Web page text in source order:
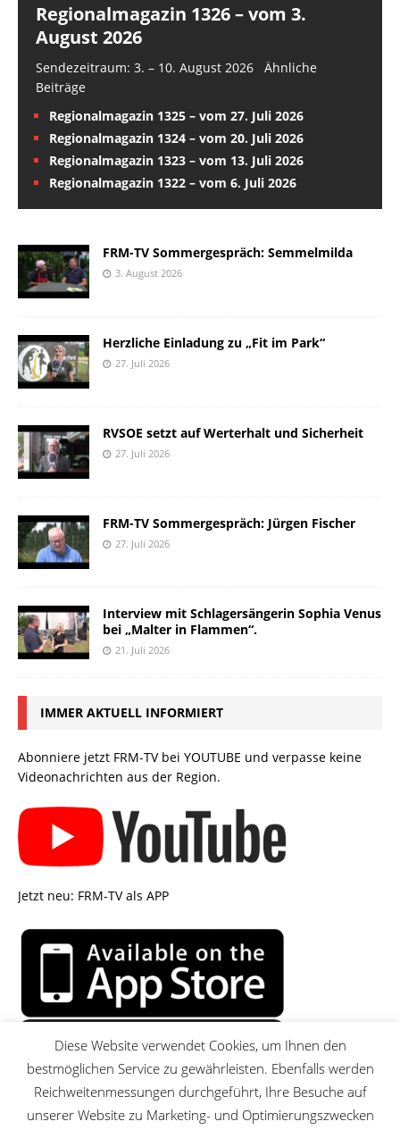
Regionalmagazin 1326 – vom 3.
August 2026
Sendezeitraum: 3. – 10. August 2026 Ähnliche
Beiträge
Regionalmagazin 1325 – vom 27. Juli 2026
Regionalmagazin 1324 – vom 20. Juli 2026
Regionalmagazin 1323 – vom 13. Juli 2026
Regionalmagazin 1322 – vom 6. Juli 2026
FRM-TV Sommergespräch: Semmelmilda
3. August 2026
Herzliche Einladung zu „Fit im Park“
27. Juli 2026
RVSOE setzt auf Werterhalt und Sicherheit
27. Juli 2026
FRM-TV Sommergespräch: Jürgen Fischer
27. Juli 2026
Interview mit Schlagersängerin Sophia Venus
bei „Malter in Flammen“.
21. Juli 2026
IMMER AKTUELL INFORMIERT
Abonniere jetzt FRM-TV bei YOUTUBE und verpasse keine
Videonachrichten aus der Region.
Jetzt neu: FRM-TV als APP
Diese Website verwendet Cookies, um Ihnen den
bestmöglichen Service zu gewährleisten. Ebenfalls werden
Reichweitenmessungen durchgeführt, Ihre Besuche auf
unserer Website zu Marketing- und Optimierungszwecken